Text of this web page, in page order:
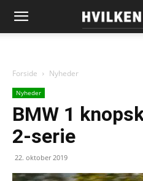
Forside Nyheder
Nyheder
BMW 1
2-serie
22. oktober 2019